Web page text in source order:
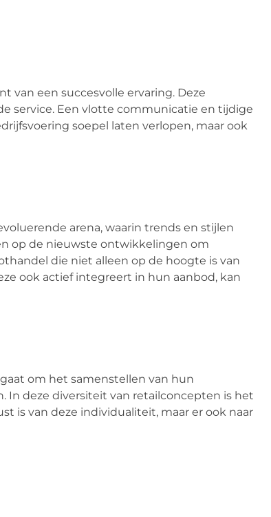
een succesvolle ervaring. Deze
service. Een vlotte communicatie en tijdige
soepel laten verlopen, maar ook
arena, waarin trends en stijlen
op de nieuwste ontwikkelingen om
die niet alleen op de hoogte is van
ook actief integreert in hun aanbod, kan
om het samenstellen van hun
In deze diversiteit van retailconcepten is het
is van deze individualiteit, maar er ook naar